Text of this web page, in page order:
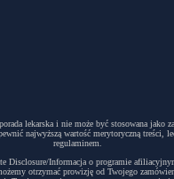
lekarska i nie może być stosowana
najwyższą wartość merytoryczną
regulaminem.
Disclosure/Informacja o programie
otrzymać prowizję od Twojego